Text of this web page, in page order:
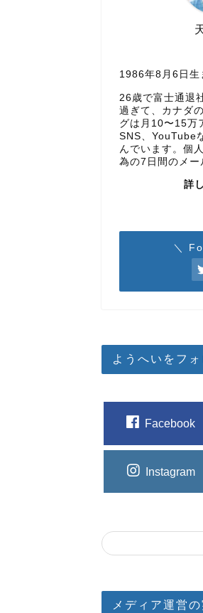
1986年8月6日生
26歳で富士通退
過ぎて、カナダ
グは月10〜15万
SNS、YouTube
んでいます。個
為の7日間のメー
詳
＼
ようへいをフ
Facebook
Instagram
メディア運営